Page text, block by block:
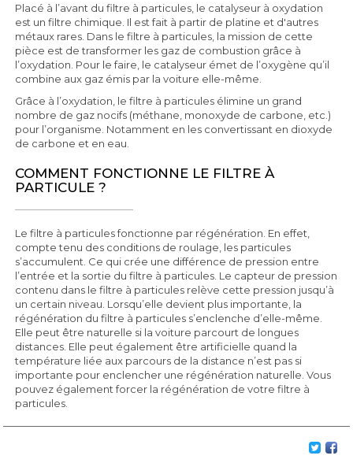
Placé à l’avant du filtre à particules, le catalyseur à oxydation
est un filtre chimique. Il est fait à partir de platine et d'autres
métaux rares. Dans le filtre à particules, la mission de cette
pièce est de transformer les gaz de combustion grâce à
l’oxydation. Pour le faire, le catalyseur émet de l’oxygène qu’il
combine aux gaz émis par la voiture elle-même.
Grâce à l’oxydation, le filtre à particules élimine un grand
nombre de gaz nocifs (méthane, monoxyde de carbone, etc.)
pour l’organisme. Notamment en les convertissant en dioxyde
de carbone et en eau.
COMMENT FONCTIONNE LE FILTRE À
PARTICULE ?
Le filtre à particules fonctionne par régénération. En effet,
compte tenu des conditions de roulage, les particules
s’accumulent. Ce qui crée une différence de pression entre
l’entrée et la sortie du filtre à particules. Le capteur de pression
contenu dans le filtre à particules relève cette pression jusqu’à
un certain niveau. Lorsqu’elle devient plus importante, la
régénération du filtre à particules s’enclenche d’elle-même.
Elle peut être naturelle si la voiture parcourt de longues
distances. Elle peut également être artificielle quand la
température liée aux parcours de la distance n’est pas si
importante pour enclencher une régénération naturelle. Vous
pouvez également forcer la régénération de votre filtre à
particules.